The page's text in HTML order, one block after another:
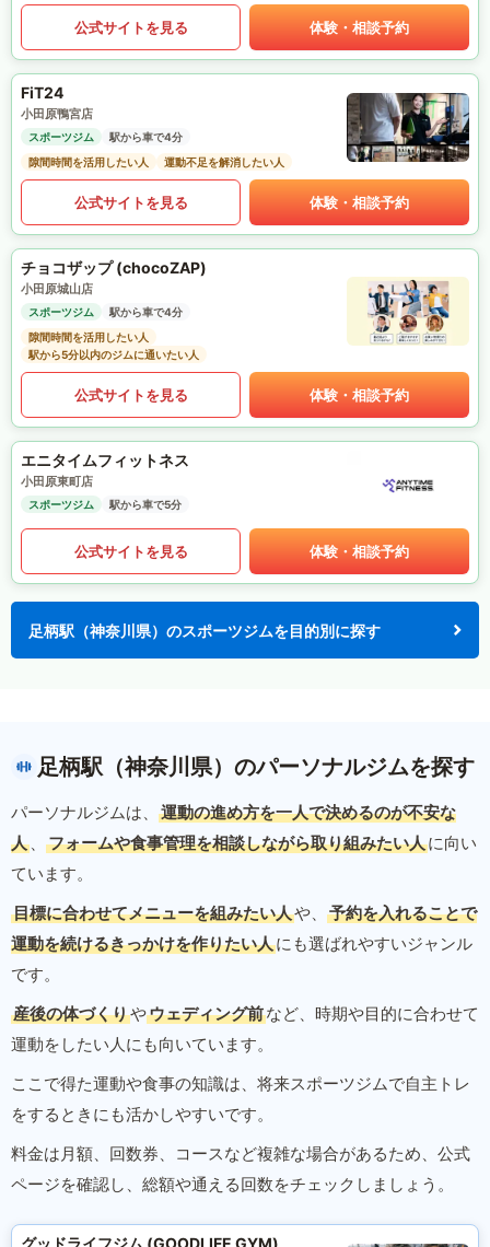
公式サイトを見る 体験・相談予約
FiT24
小田原鴨宮店
スポーツジム
駅から車で4分
隙間時間を活用したい人
運動不足を解消したい人
公式サイトを見る 体験・相談予約
チョコザップ (chocoZAP)
小田原城山店
スポーツジム
駅から車で4分
隙間時間を活用したい人
駅から5分以内のジムに通いたい人
公式サイトを見る 体験・相談予約
エニタイムフィットネス
小田原東町店
スポーツジム 駅から車で5分
公式サイトを見る 体験・相談予約
足柄駅（神奈川県）のスポーツジムを目的別に探す
足柄駅（神奈川県）のパーソナルジムを探す
パーソナルジムは、
運動の進め方を一人で決めるのが不安な
人 、 フォームや食事管理を相談しながら取り組みたい人に向い
ています。
目標に合わせてメニューを組みたい人や、
予約を入れることで
運動を続けるきっかけを作りたい人にも選ばれやすいジャンル
です。
産後の体づくりやウェディング前など、時期や目的に合わせて
運動をしたい人にも向いています。
ここで得た運動や食事の知識は、将来スポーツジムで自主トレ
をするときにも活かしやすいです。
料金は月額、回数券、コースなど複雑な場合があるため、公式
ページを確認し、総額や通える回数をチェックしましょう。